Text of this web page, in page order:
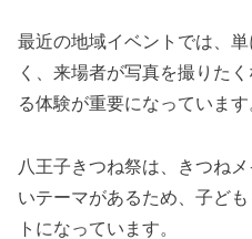
最近の地域イベントでは、
く、来場者が写真を撮りた
る体験が重要になっています
八王子きつね祭は、きつね
いテーマがあるため、子ど
トになっています。